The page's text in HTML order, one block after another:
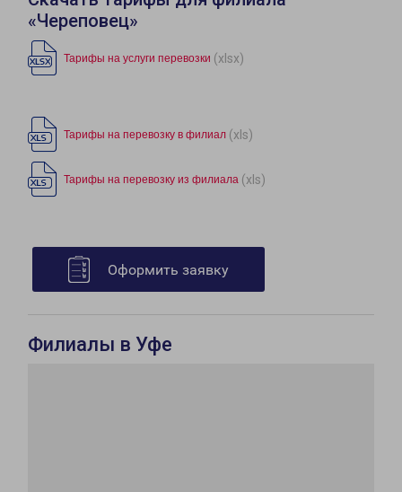
«Череповец»
Тарифы на услуги перевозки (xlsx)
Тарифы на перевозку в филиал (xls)
Тарифы на перевозку из филиала (xls)
Оформить заявку
Филиалы в Уфе